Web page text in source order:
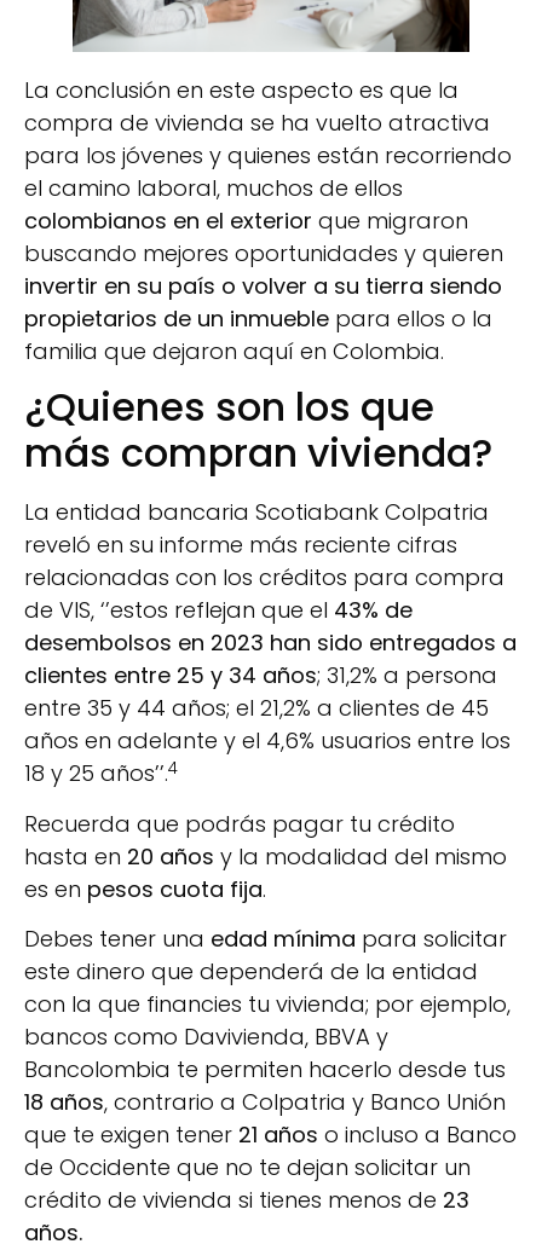
La conclusión en este aspecto es que la
compra de vivienda se ha vuelto atractiva
para los jóvenes y quienes están recorriendo
el camino laboral, muchos de ellos
colombianos en el exterior que migraron
buscando mejores oportunidades y quieren
invertir en su país o volver a su tierra siendo
propietarios de un inmueble para ellos o la
familia que dejaron aquí en Colombia.
¿Quienes son los que
más compran vivienda?
La entidad bancaria Scotiabank Colpatria
reveló en su informe más reciente cifras
relacionadas con los créditos para compra
de VIS, ‘’estos reflejan que el 43% de
desembolsos en 2023 han sido entregados a
clientes entre 25 y 34 años; 31,2% a persona
entre 35 y 44 años; el 21,2% a clientes de 45
años en adelante y el 4,6% usuarios entre los
18 y 25 años’’.4
Recuerda que podrás pagar tu crédito
hasta en 20 años y la modalidad del mismo
es en pesos cuota fija.
Debes tener una edad mínima para solicitar
este dinero que dependerá de la entidad
con la que financies tu vivienda; por ejemplo,
bancos como Davivienda, BBVA y
Bancolombia te permiten hacerlo desde tus
18 años, contrario a Colpatria y Banco Unión
que te exigen tener 21 años o incluso a Banco
de Occidente que no te dejan solicitar un
crédito de vivienda si tienes menos de 23
años.